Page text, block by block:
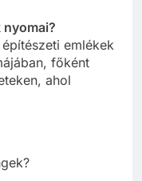
emlékek
főként
ahol